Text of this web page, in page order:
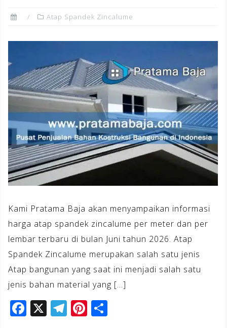
Atap Spandek Zincalume
Kami Pratama Baja akan menyampaikan informasi
harga atap spandek zincalume per meter dan per
lembar terbaru di bulan Juni tahun 2026. Atap
Spandek Zincalume merupakan salah satu jenis
Atap bangunan yang saat ini menjadi salah satu
jenis bahan material yang […]
F X T Pi